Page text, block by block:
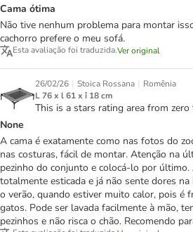
Cama ótima
Não tive nenhum problema para montar
cachorro prefere o meu sofá.
Esta avaliação foi traduzida.Ver original
26/02/26 | Stoica Rossana | Romênia
L 76 x l 61 x î 18 cm
This is a stars rating area from
None
A cama é exatamente como nas fotos do
nas costuras, fácil de montar. Atenção na
pezinho do conjunto e colocá-lo por último.
totalmente esticada e já não sente dores
o verão, quando estiver muito calor, pois é
gatos. Pode ser lavada facilmente à mão,
pezinhos e não risca o chão. Recomendo